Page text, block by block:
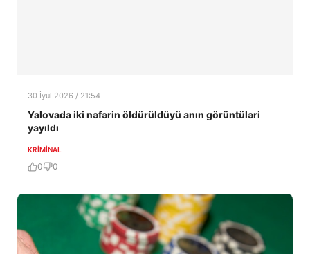
30 İyul 2026 / 21:54
Yalovada iki nəfərin öldürüldüyü anın görüntüləri
yayıldı
KRIMINAL
0 0